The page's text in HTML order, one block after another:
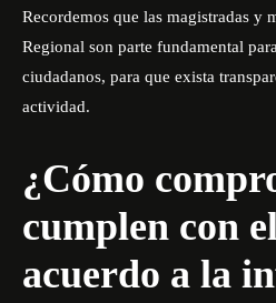
Recordemos que las magistradas y
Regional son parte fundamental
ciudadanos, para que exista
actividad.
¿Cómo
cumplen con
acuerdo a la